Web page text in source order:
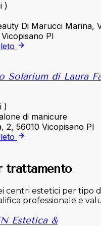
)
Di Marucci Marina,
PI
Solarium di Laura
)
di manicure
2, 56010 Vicopisano PI
trattamento
centri estetici per tipo
professionale e
Estetica &